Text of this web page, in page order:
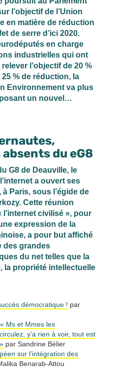
l’objectif de l’Union
en matière de réduction
de serre d’ici 2020.
en charge
industrielles qui ont
l’objectif de 20 %
% de réduction, la
Environnement va plus
un nouvel…
du eG8
G8 de Deauville, le
a ouvert ses
à Paris, sous l’égide de
Cette réunion
l’internet civilisé », pour
expression de la
a pour but affiché
des grandes
du net telles que la
la propriété intellectuelle
démocratique ! par
Ms et Mmes les
y’a rien à voir, tout est
par Sandrine Bélier
sur l’intégration des
Benarab-Attou